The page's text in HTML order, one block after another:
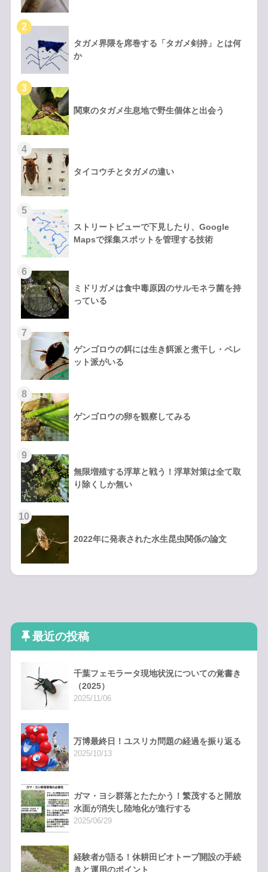
タガメ界隈を席巻する「タガメ剣持」とは何
か
関東のタガメ生息地で野生個体と出会う
タイコウチとタガメの違い
ストリートビューで下見したり、Google
Mapsで採集スポットを管理する技術
ミドリガメは食中毒原因のサルモネラ菌を持
っている
ゲンゴロウの餌には生き餌派と煮干し・ペレ
ット派がいる
ゲンゴロウの卵を観察してみる
無限増殖する浮草と戦う！浮草対策は全て取
り除くしか無い
2022年に発表された水生昆虫関係の論文
最近の投稿
千葉フェモラータ現地状況についての覚書き
（2025）
2025/11/06
万博最終日！ユスリカ問題の経過を振り返る
2025/10/13
ガマ・ヨシ群落とたたかう！繁茂すると開放
水面が消失し陸地化が進行する
2025/06/29
経験者が語る！休耕田ビオトープ開設の手続
きと運用のポイント